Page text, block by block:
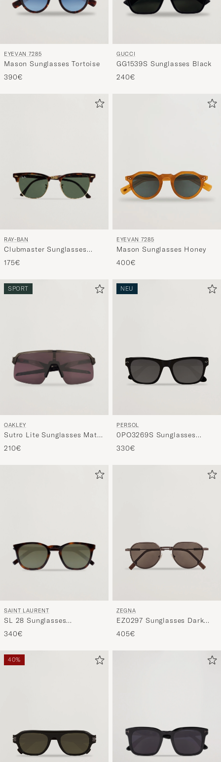
EYEVAN 7285
Mason Sunglasses Tortoise
390€
GUCCI
GG1539S Sunglasses Black
240€
RAY-BAN
Clubmaster Sunglasses
Mock Tortoise/Crystal Green
175€
EYEVAN 7285
Mason Sunglasses Honey
400€
SPORT
OAKLEY
Sutro Lite Sunglasses Matte
Grey
210€
NEU
PERSOL
0PO3269S Sunglasses
Black
330€
SAINT LAURENT
SL 28 Sunglasses
Havana/Green
340€
ZEGNA
EZ0297 Sunglasses Dark
Bronze
405€
40%